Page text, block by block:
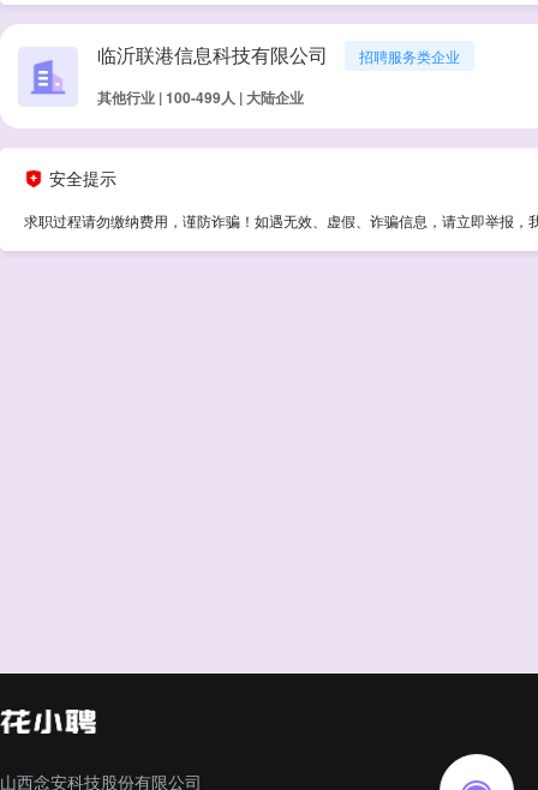
临沂联港信息科技有限公司 招聘服务类企业
其他行业 | 100-499人 | 大陆企业
安全提示
求职过程请勿缴纳费用，谨防诈骗！如遇无效、虚假、诈骗信息，请立即举报，
山西念安科技股份有限公司